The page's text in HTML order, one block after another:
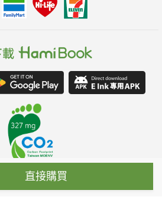
直接購買